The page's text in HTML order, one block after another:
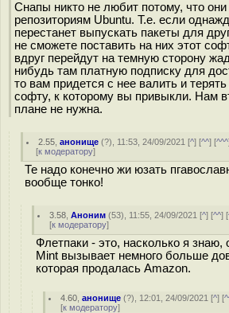
Снапы никто не любит потому, что
репозиториям Ubuntu. Т.е. если
перестанет выпускать пакеты для
не сможете поставить на них этот
вдруг перейдут на темную сторону
нибудь там платную подписку для
то вам придется с нее валить и
софту, к которому вы привыкли. Нам
плане не нужна.
2.55 ,анонище (?), 11:53, 24/09/2021 [^] [^^] [^^^
[к модератору]
Те надо конечно жи юзать
вообще тонко!
3.58 ,Аноним (53), 11:55, 24/09/2021 [^] [^^] [
[к модератору]
Флетпаки - это, насколько я знаю,
Mint вызывает немного больше
которая продалась Amazon.
4.60 ,анонище (?), 12:01, 24/09/2021 [^] [
[к модератору]